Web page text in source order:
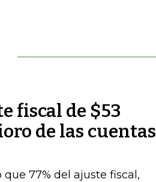
fiscal de $53
de las cuentas
77% del ajuste fiscal,